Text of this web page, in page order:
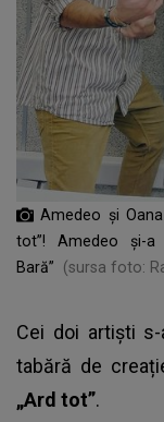
Amedeo și
tot”! Amedeo și-
Bară”
(sursa foto:
Cei doi artiști
tabără de
„Ard tot”.